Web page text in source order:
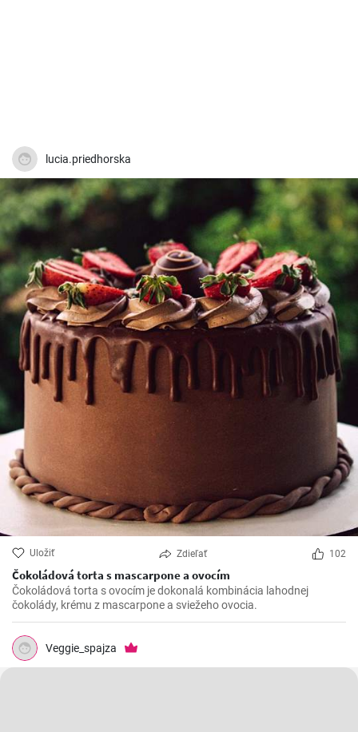
lucia.priedhorska
Uložiť Zdieľať 102
Čokoládová torta s mascarpone a ovocím
Čokoládová torta s ovocím je dokonalá kombinácia lahodnej
čokolády, krému z mascarpone a sviežeho ovocia.
Veggie_spajza